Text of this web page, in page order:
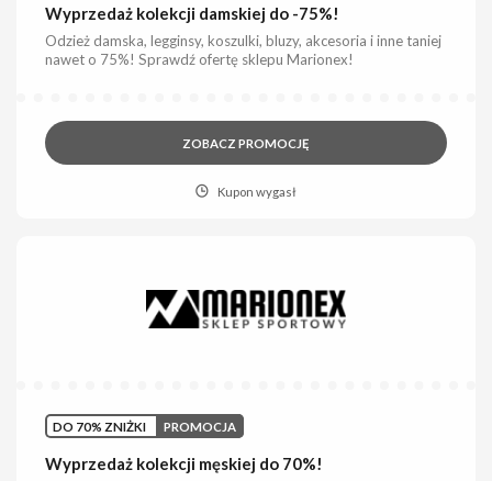
Wyprzedaż kolekcji damskiej do -75%!
Odzież damska, legginsy, koszulki, bluzy, akcesoria i inne taniej
nawet o 75%! Sprawdź ofertę sklepu Marionex!
ZOBACZ PROMOCJĘ
Kupon wygasł
DO 70% ZNIŻKI PROMOCJA
Wyprzedaż kolekcji męskiej do 70%!